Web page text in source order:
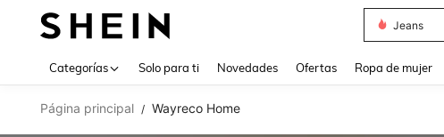
Dazy
Categorías Solo para ti Novedades Ofertas Ropa de mujer
Página principal / Wayreco Home